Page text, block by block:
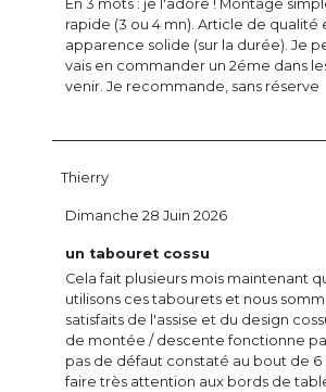
En 3 mots : je l'adore ! Montage
rapide (3 ou 4 mn). Article de qualité
apparence solide (sur la durée). Je
vais en commander un 2éme dans
venir. Je recommande, sans réserve
Thierry
un tabouret cossu
Cela fait plusieurs mois maintenant
utilisons ces tabourets et nous
satisfaits de l'assise et du design
de montée / descente fonctionne
pas de défaut constaté au bout de 6
faire très attention aux bords de
Dimanche 28 Juin 2026